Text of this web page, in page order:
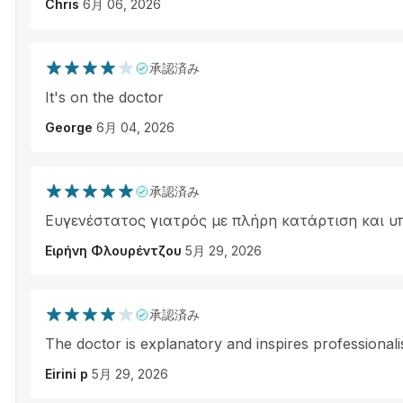
Chris 6月 06, 2026
承認済み
It's on the doctor
George 6月 04, 2026
承認済み
Ευγενέστατος γιατρός με πλήρη κατάρτιση και
Ειρήνη Φλουρέντζου 5月 29, 2026
承認済み
The doctor is explanatory and inspires
Eirini p 5月 29, 2026